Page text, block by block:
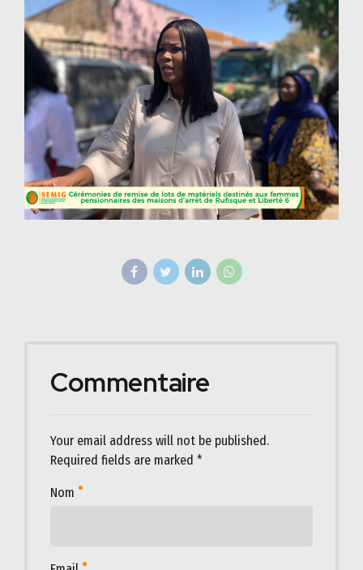
Commentaire
Your email address will not be published.
Required fields are marked *
Nom